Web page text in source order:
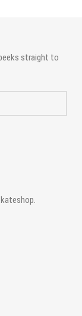
straight to